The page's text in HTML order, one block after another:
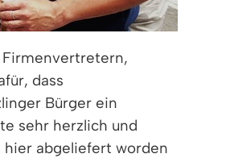
Firmenvertretern,
dass
Bürger ein
sehr herzlich und
hier abgeliefert worden